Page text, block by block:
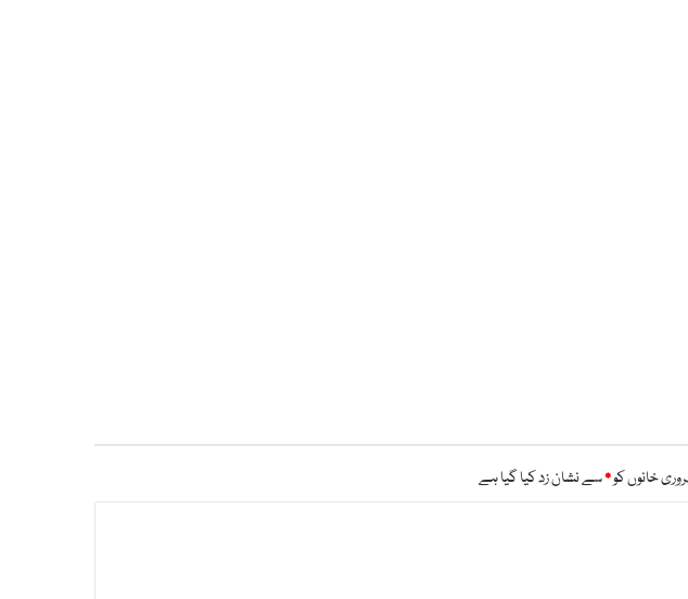
خانوں کو*سے نشان زد کیا گیا ہے